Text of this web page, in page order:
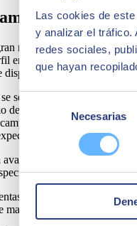
Las cookies de
y analizar el tráfico.
redes sociales,
que hayan
Selección
de
consentimiento
Necesarias
la
responsabilidad. Para
en nuestro sistema.
disparen automáticamente
seguirá recabando vía
de análisis de sentimiento
de texto libre,
(ámbito producto
deberán
deben velar por la
maximicemos su reporte